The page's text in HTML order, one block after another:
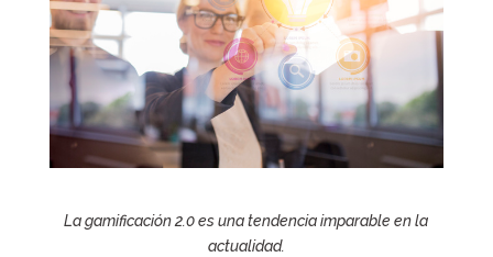
La gamificación 2.0 es una tendencia imparable en la
actualidad.